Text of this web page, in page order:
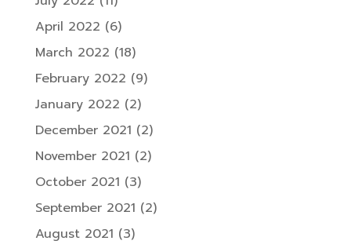
April 2022 (6)
March 2022 (18)
February 2022 (9)
January 2022 (2)
December 2021 (2)
November 2021 (2)
October 2021 (3)
September 2021 (2)
August 2021 (3)